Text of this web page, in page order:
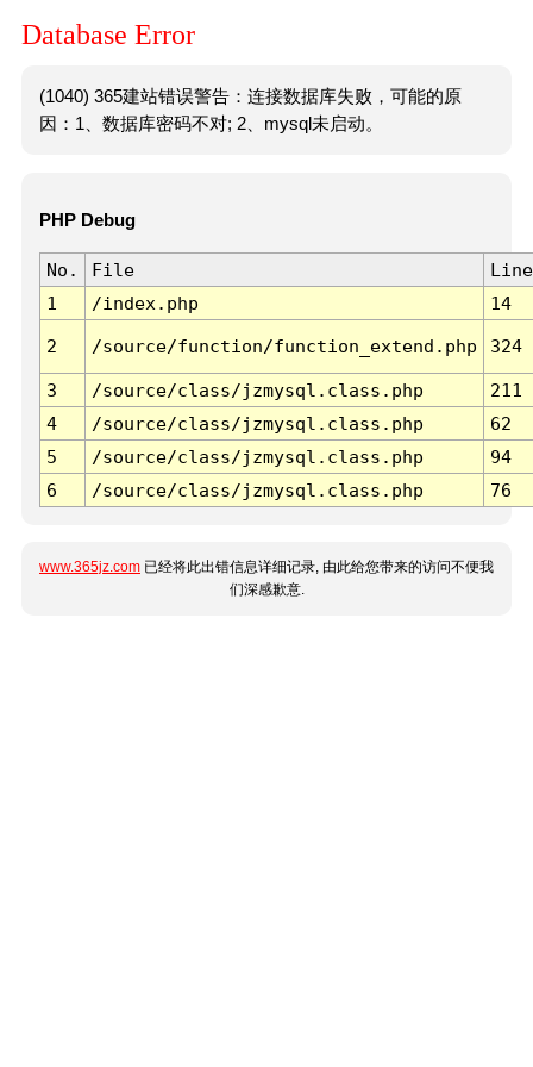
Database Error
(1040) 365建站错误警告：连接数据库失败，可能的原
因：1、数据库密码不对; 2、mysql未启动。
PHP Debug
No. File
Line
1
/index.php 14
2 /source/function/function_extend.php 324
3 /source/class/jzmysql.class.php
211
4
/source/class/jzmysql.class.php
62
5
/source/class/jzmysql.class.php
94
6
/source/class/jzmysql.class.php 76
www.365jz.com 已经将此出错信息详细记录, 由此给您带来的访问不便我
们深感歉意.